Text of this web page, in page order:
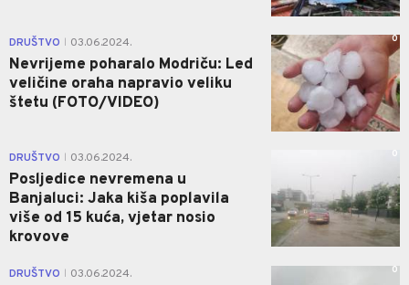
DRUŠTVO 03.06.2024.
Nevrijeme poharalo Modriču: Led
veličine oraha napravio veliku
štetu (FOTO/VIDEO)
0
DRUŠTVO 03.06.2024.
Posljedice nevremena u
Banjaluci: Jaka kiša poplavila
više od 15 kuća, vjetar nosio
krovove
0
DRUŠTVO 03.06.2024. 0